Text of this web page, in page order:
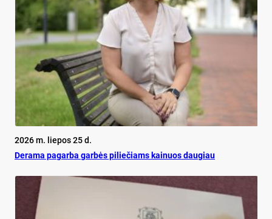
2026 m. liepos 25 d.
De­ra­ma pa­gar­ba gar­bės pi­lie­čiams kai­nuos dau­giau